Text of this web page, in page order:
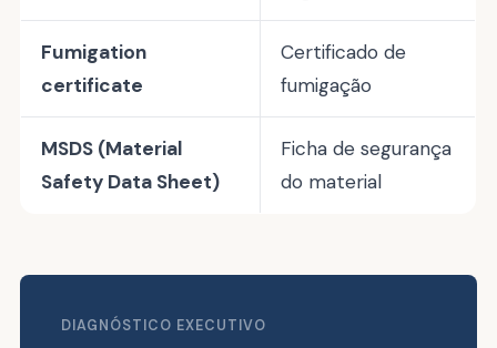
Fumigation
certificate
Certificado de
fumigação
MSDS (Material
Safety Data Sheet)
Ficha de segurança
do material
DIAGNÓSTICO EXECUTIVO